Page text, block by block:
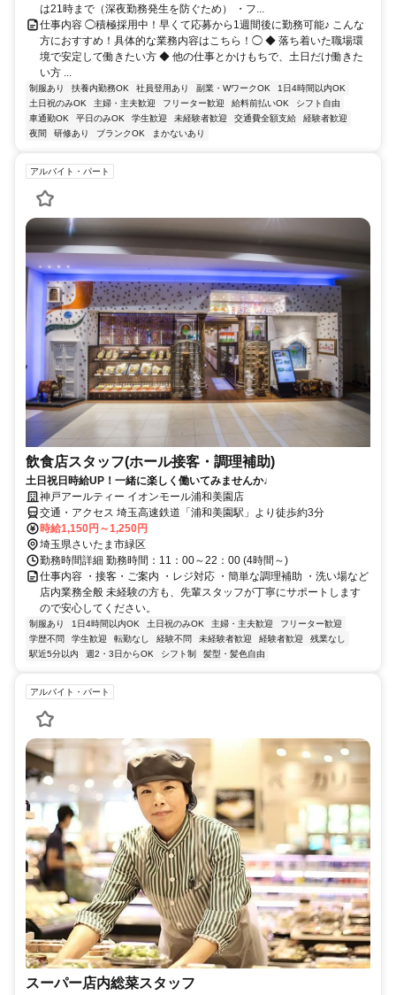
は21時まで（深夜勤務発生を防ぐため） ・フ...
仕事内容 ◯積極採用中！早くて応募から1週間後に勤務可能♪ こんな
方におすすめ！具体的な業務内容はこちら！◯ ◆ 落ち着いた職場環
境で安定して働きたい方 ◆ 他の仕事とかけもちで、土日だけ働きた
い方 ...
制服あり 扶養内勤務OK 社員登用あり 副業・WワークOK
1日4時間以内OK
土日祝のみOK
主婦・主夫歓迎 フリーター歓迎 給料前払いOK
シフト自由
車通勤OK
平日のみOK 学生歓迎 未経験者歓迎 交通費全額支給
経験者歓迎
夜間
研修あり ブランクOK まかないあり
アルバイト・パート
飲食店スタッフ(ホール接客・調理補助)
土日祝日時給UP！一緒に楽しく働いてみませんか♩
神戸アールティー イオンモール浦和美園店
交通・アクセス 埼玉高速鉄道「浦和美園駅」より徒歩約3分
時給1,150円～1,250円
埼玉県さいたま市緑区
勤務時間詳細 勤務時間：11：00～22：00 (4時間～)
仕事内容 ・接客・ご案内 ・レジ対応 ・簡単な調理補助 ・洗い場など
店内業務全般 未経験の方も、先輩スタッフが丁寧にサポートします
ので安心してください。
制服あり 1日4時間以内OK 土日祝のみOK 主婦・主夫歓迎
フリーター歓迎
学歴不問
学生歓迎 転勤なし 経験不問 未経験者歓迎 経験者歓迎
残業なし
駅近5分以内
週2・3日からOK シフト制 髪型・髪色自由
アルバイト・パート
スーパー店内総菜スタッフ